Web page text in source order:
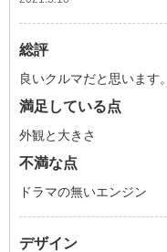
総評
良いクルマだと思います
満足している点
外観と大きさ
不満な点
ドラマの無いエンジン
デザイン